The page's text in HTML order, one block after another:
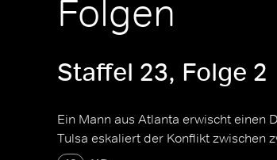
Folgen
Staffel 23, Folge 2
Ein Mann aus Atlanta erwischt einen
Tulsa eskaliert der Konflikt zwischen